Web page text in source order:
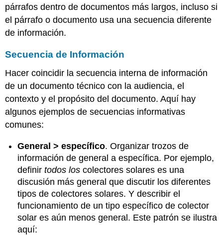
párrafos dentro de documentos más largos, incluso si
el párrafo o documento usa una secuencia diferente
de información.
Secuencia de Información
Hacer coincidir la secuencia interna de información
de un documento técnico con la audiencia, el
contexto y el propósito del documento. Aquí hay
algunos ejemplos de secuencias informativas
comunes:
General > específico. Organizar trozos de
información de general a específica. Por ejemplo,
definirtodos los colectores solares es una
discusión más general que discutir los diferentes
tipos de colectores solares. Y describir el
funcionamiento de un tipo específico de colector
solar es aún menos general. Este patrón se ilustra
aquí: